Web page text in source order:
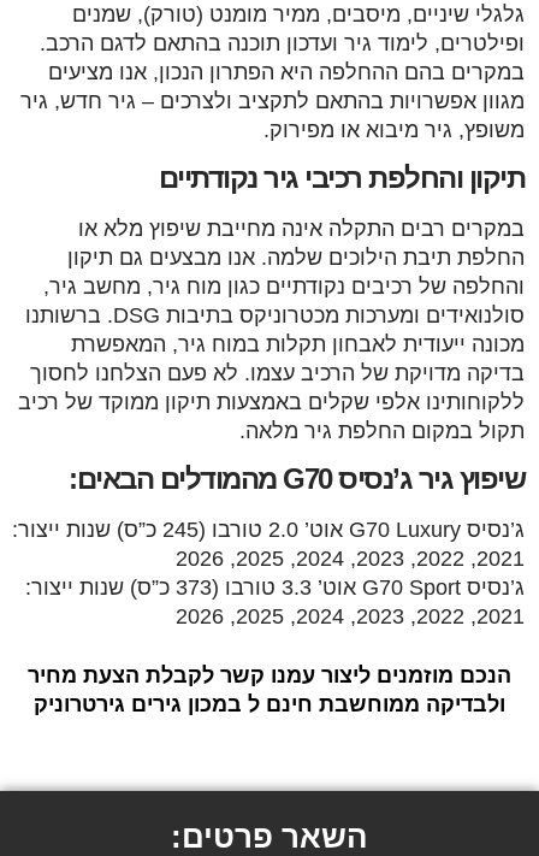
גלגלי שיניים, מיסבים, ממיר מומנט (טורק), שמנים
ופילטרים, לימוד גיר ועדכון תוכנה בהתאם לדגם הרכב.
במקרים בהם ההחלפה היא הפתרון הנכון, אנו מציעים
מגוון אפשרויות בהתאם לתקציב ולצרכים – גיר חדש, גיר
משופץ, גיר מיבוא או מפירוק.
תיקון והחלפת רכיבי גיר נקודתיים
במקרים רבים התקלה אינה מחייבת שיפוץ מלא או
החלפת תיבת הילוכים שלמה. אנו מבצעים גם תיקון
והחלפה של רכיבים נקודתיים כגון מוח גיר, מחשב גיר,
סולנואידים ומערכות מכטרוניקס בתיבות DSG. ברשותנו
מכונה ייעודית לאבחון תקלות במוח גיר, המאפשרת
בדיקה מדויקת של הרכיב עצמו. לא פעם הצלחנו לחסוך
ללקוחותינו אלפי שקלים באמצעות תיקון ממוקד של רכיב
תקול במקום החלפת גיר מלאה.
שיפוץ גיר ג’נסיס G70 מהמודלים הבאים:
ג’נסיס G70 Luxury אוט’ 2.0 טורבו (245 כ”ס) שנות ייצור:
2021, 2022, 2023, 2024, 2025, 2026
ג’נסיס G70 Sport אוט’ 3.3 טורבו (373 כ”ס) שנות ייצור:
2021, 2022, 2023, 2024, 2025, 2026
הנכם מוזמנים ליצור עמנו קשר לקבלת הצעת מחיר
ולבדיקה ממוחשבת חינם ל במכון גירים גירטרוניק
השאר פרטים: